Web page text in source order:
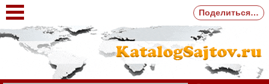
Поделиться…